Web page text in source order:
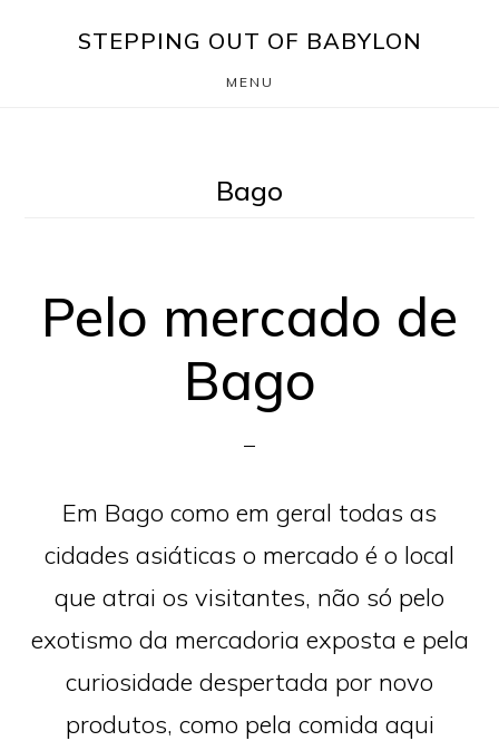
STEPPING OUT OF BABYLON
MENU
Bago
Pelo mercado de
Bago
Em Bago como em geral todas as
cidades asiáticas o mercado é o local
que atrai os visitantes, não só pelo
exotismo da mercadoria exposta e pela
curiosidade despertada por novo
produtos, como pela comida aqui